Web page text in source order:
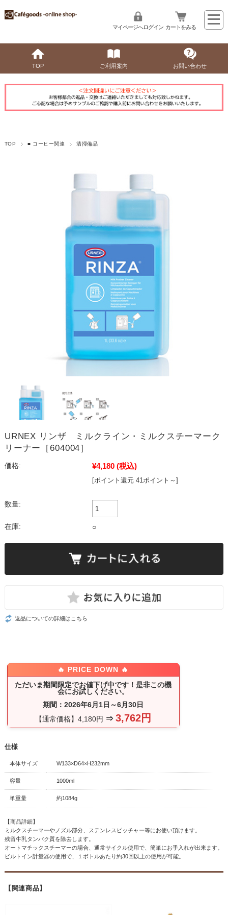
マイページへログイン カートをみる
TOP ご利用案内 お問い合わせ
TOP ■ コーヒー関連 清掃備品
URNEX リンザ ミルクライン・ミルクスチーマーク
リーナー［604004］
価格: ¥4,180 (税込)
[ポイント還元 41ポイント～]
数量:
在庫: ○
返品についての詳細はこちら
🔥 PRICE DOWN 🔥
ただいま期間限定でお値下げ中です！是非この機
会にお試しください。
期間：2026年6月1日～6月30日
【通常価格】4,180円 ⇒3,762円
仕様
本体サイズ W133×D64×H232mm
容量 1000ml
単重量 約1084g
【商品詳細】
ミルクスチーマーやノズル部分、ステンレスピッチャー等にお使い頂けます。
残留牛乳タンパク質を除去します。
オートマチックスチーマーの場合、通常サイクル使用で、簡単にお手入れが出来ます。
ビルトイン計量器の使用で、１ボトルあたり約30回以上の使用が可能。
【関連商品】